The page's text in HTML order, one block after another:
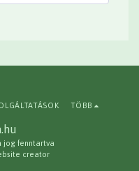
jog fenntartva
creator
TÖBB